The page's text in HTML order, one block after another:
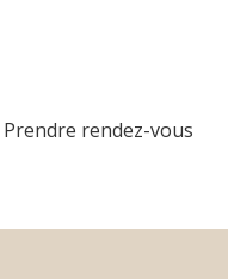
Prendre rendez-vous